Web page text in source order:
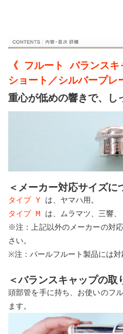
《 フルート バランスキ
ショート／シルバープレ
重心が低めの響きで、し
＜メーカー対応サイズに
タイプ Y は、ヤマハ用。
タイプ M は、ムラマツ、三響、
※注：上記以外のメーカーの対
さい。
※注：パールフルート製品には対
＜バランスキャップの取
頭部管を手に持ち、お使いのフ
ます。